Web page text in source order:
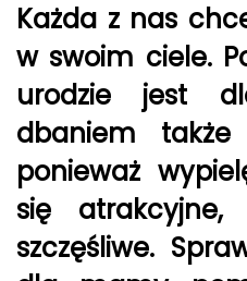
Każda z nas
w swoim ciele.
urodzie jest
dbaniem
ponieważ
się
szczęśliwe.